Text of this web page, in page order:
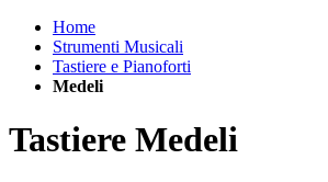
Home
Strumenti Musicali
Tastiere e Pianoforti
Medeli
Tastiere Medeli